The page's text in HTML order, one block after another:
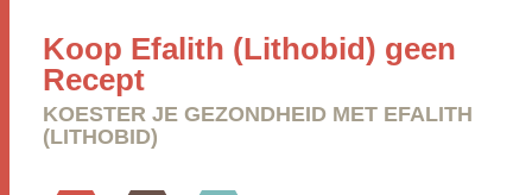
Koop Efalith (Lithobid) geen
Recept
KOESTER JE GEZONDHEID MET EFALITH
(LITHOBID)